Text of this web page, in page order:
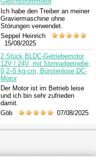
Ich habe den Treiber an meiner
Graviermaschine ohne
Störungen verwendet.
Seppel Heinrich
15/08/2025
2 Stück BLDC-Getriebemotor
12V / 24V, mit Stirnradgetriebe,
0,2–5 kg·cm, Bürstenlose DC-
Motor
Der Motor ist im Betrieb leise
und ich bin sehr zufrieden
damit.
Göb
07/08/2025